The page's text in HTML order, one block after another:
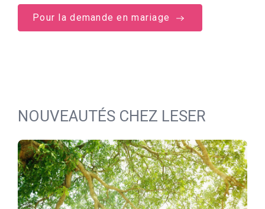
Pour la demande en mariage
NOUVEAUTÉS CHEZ LESER